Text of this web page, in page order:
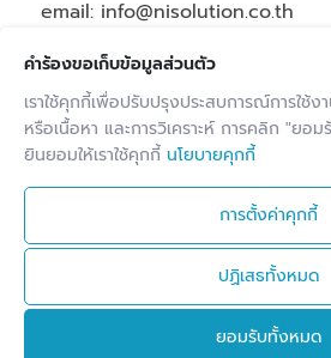
email: info@nisolution.co.th
Office Hours | Mon-Fri: 9:00-
Latest Projects
บริษัท เรียล โมโตสปอร์ต จำกัด
- 12:02 น.
โรงแรมไอบิส กรุงเทพ สาทร
11:41 น.
องค์การส่งเสริมกิจการโคนม
(อ.ส.ค.)25 มิถุนายน 2025 - 19:28
คำร้องขอเก็บข้อมูลส่วนตัว
เราใช้คุกกี้เพื่อปรับปรุงประสบการณ์การใช้ง
หรือเนื้อหา และการวิเคราะห์ การคลิก "ย
ยินยอมให้เราใช้คุกกี้ นโยบายคุกกี้
การตั้งค่าคุกกี้
ปฏิเสธทั้งหมด
ยอมรับทั้งหมด